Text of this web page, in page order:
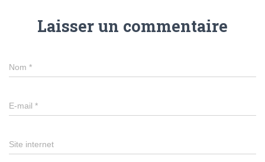
Laisser un commentaire
Nom *
E-mail *
Site internet